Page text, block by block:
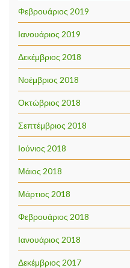
Φεβρουάριος 2019
Ιανουάριος 2019
Δεκέμβριος 2018
Νοέμβριος 2018
Οκτώβριος 2018
Σεπτέμβριος 2018
Ιούνιος 2018
Μάιος 2018
Μάρτιος 2018
Φεβρουάριος 2018
Ιανουάριος 2018
Δεκέμβριος 2017